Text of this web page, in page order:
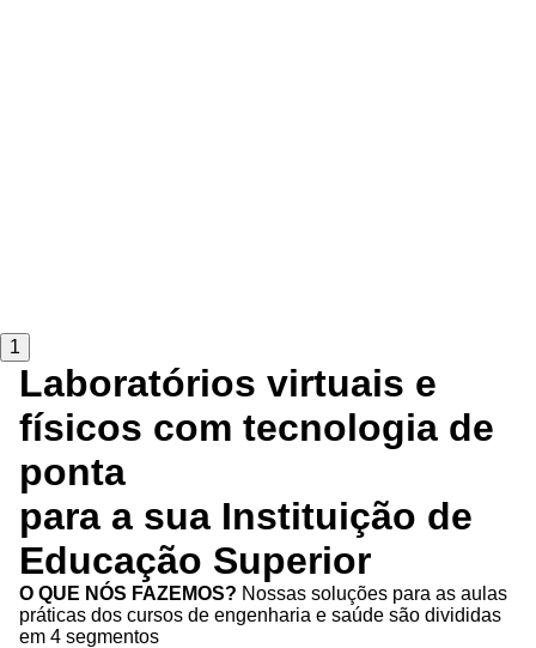
1
Laboratórios virtuais e
físicos com tecnologia de
ponta
para a sua Instituição de
Educação Superior
O QUE NÓS FAZEMOS? Nossas soluções para as aulas
práticas dos cursos de engenharia e saúde são divididas
em 4 segmentos